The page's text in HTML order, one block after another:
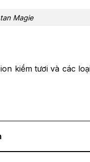
Magie
kiềm tươi và các